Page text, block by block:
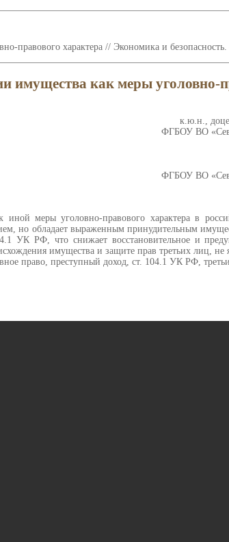
правового характера // Экономика и
как меры уголовно-
к.ю.н.,
ФГБОУ ВО
ФГБОУ ВО
меры уголовно-правового характера в
но обладает выраженным принудительным
РФ, что снижает восстановительное и
имущества и защите прав третьих лиц,
право, преступный доход, ст. 104.1 УК РФ,